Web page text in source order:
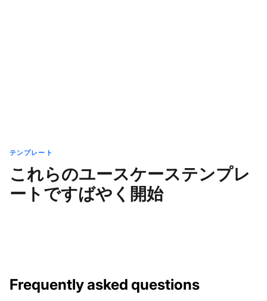
テンプレート
これらのユースケーステンプレ
ートですばやく開始
Frequently asked questions